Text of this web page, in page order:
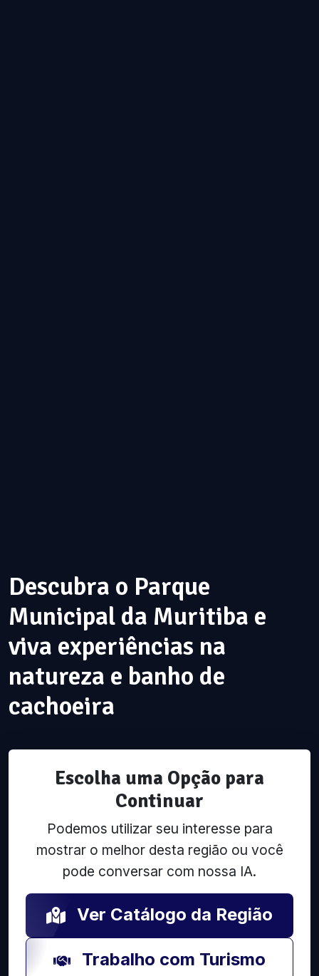
Descubra o Parque
Municipal da Muritiba e
viva experiências na
natureza e banho de
cachoeira
Escolha uma Opção para
Continuar
Podemos utilizar seu interesse para
mostrar o melhor desta região ou você
pode conversar com nossa IA.
Ver Catálogo da Região
Trabalho com Turismo